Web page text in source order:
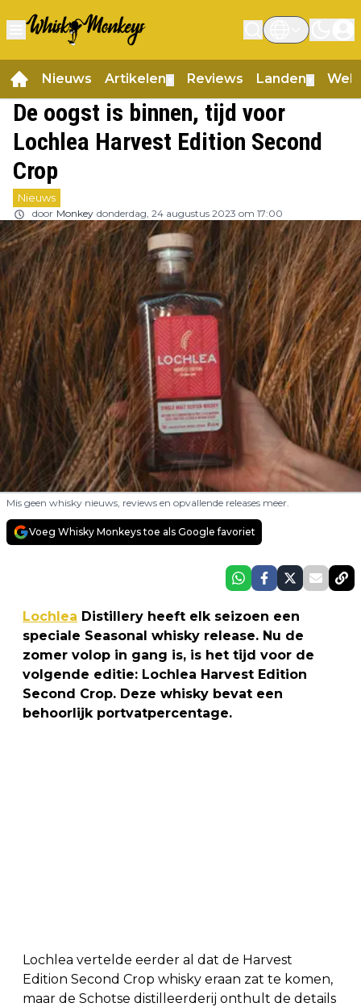
Nieuws Artikelen Reviews Landen
De oogst is binnen, tijd voor
Lochlea Harvest Edition Second
Crop
Nieuws
door Monkey donderdag, 24 augustus 2023 om 17:00
Mis geen whisky nieuws, reviews en opvallende releases meer.
Voeg Whisky Monkeys toe als Google favoriet
Lochlea Distillery heeft elk seizoen een
speciale Seasonal whisky release. Nu de
zomer volop in gang is, is het tijd voor de
volgende editie: Lochlea Harvest Edition
Second Crop. Deze whisky bevat een
behoorlijk portvatpercentage.
Lochlea vertelde eerder al dat de Harvest
Edition Second Crop whisky eraan zat te komen,
maar de Schotse distilleerderij onthult de details